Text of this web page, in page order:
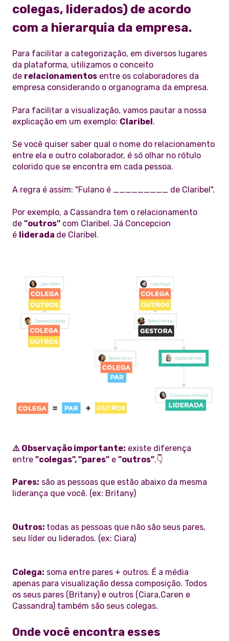
colegas, liderados) de acordo
com a hierarquia da empresa.
Para facilitar a categorização, em diversos lugares
da plataforma, utilizamos o conceito
de relacionamentos entre os colaboradores da
empresa considerando o organograma da empresa.
Para facilitar a visualização, vamos pautar a nossa
explicação em um exemplo: Claribel.
Se você quiser saber qual o nome do relacionamento
entre ela e outro colaborador, é só olhar no rótulo
colorido que se encontra em cada pessoa.
A regra é assim: "Fulano é _________ de Claribel".
Por exemplo, a Cassandra tem o relacionamento
de "outros" com Claribel. Já Concepcion
é liderada de Claribel.
⚠️ Observação importante: existe diferença
entre "colegas", "pares" e "outros".👇
Pares: são as pessoas que estão abaixo da mesma
liderança que você. (ex: Britany)
Outros: todas as pessoas que não são seus pares,
seu líder ou liderados. (ex: Ciara)
Colega: soma entre pares + outros. É a média
apenas para visualização dessa composição. Todos
os seus pares (Britany) e outros (Ciara,Caren e
Cassandra) também são seus colegas.
Onde você encontra esses